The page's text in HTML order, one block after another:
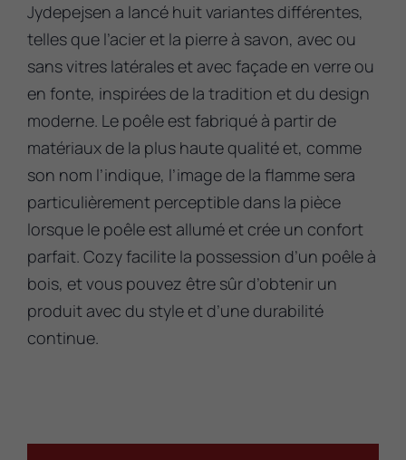
Jydepejsen a lancé huit variantes différentes,
telles que l’acier et la pierre à savon, avec ou
sans vitres latérales et avec façade en verre ou
en fonte, inspirées de la tradition et du design
moderne. Le poêle est fabriqué à partir de
matériaux de la plus haute qualité et, comme
son nom l’indique, l’image de la flamme sera
particulièrement perceptible dans la pièce
lorsque le poêle est allumé et crée un confort
parfait. Cozy facilite la possession d’un poêle à
bois, et vous pouvez être sûr d’obtenir un
produit avec du style et d’une durabilité
continue.